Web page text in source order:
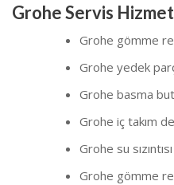
Grohe Servis
Grohe gömme
Grohe yedek
Grohe basma
Grohe iç takım
Grohe su
Grohe gömme